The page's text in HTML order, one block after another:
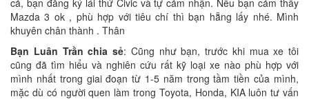
Mazda 3 ok , phù hợp với tiêu chí thì bạn hẵng lấy nhé. Mình
khuyên chân thành . Thân
Bạn Luân Trần chia sẻ: Cũng như bạn, trước khi mua xe tôi
cũng đã tìm hiểu và nghiên cứu rất kỹ loại xe nào phù hợp với
mình nhất trong giai đoạn từ 1-5 năm trong tầm tiền của mình,
mặc dù có người quen làm trong Toyota, Honda, KIA luôn tư vấn